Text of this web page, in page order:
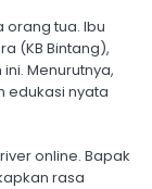
tua. Ibu
(KB Bintang),
Menurutnya,
edukasi nyata
online. Bapak
rasa